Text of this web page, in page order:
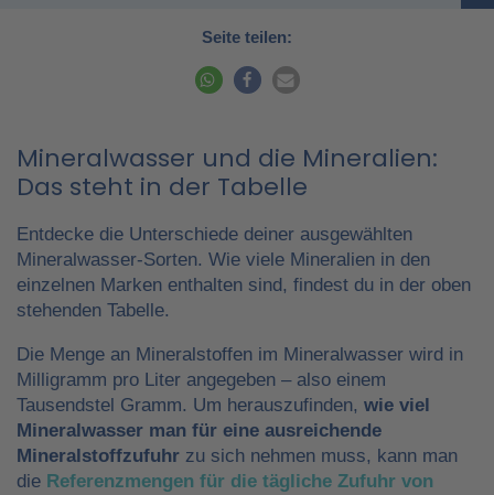
Seite teilen:
Mineralwasser und die Mineralien:
Das steht in der Tabelle
Entdecke die Unterschiede deiner ausgewählten
Mineralwasser-Sorten. Wie viele Mineralien in den
einzelnen Marken enthalten sind, findest du in der oben
stehenden Tabelle.
Die Menge an Mineralstoffen im Mineralwasser wird in
Milligramm pro Liter angegeben – also einem
Tausendstel Gramm. Um herauszufinden, wie viel
Mineralwasser man für eine ausreichende
Mineralstoffzufuhr zu sich nehmen muss, kann man
die Referenzmengen für die tägliche Zufuhr von